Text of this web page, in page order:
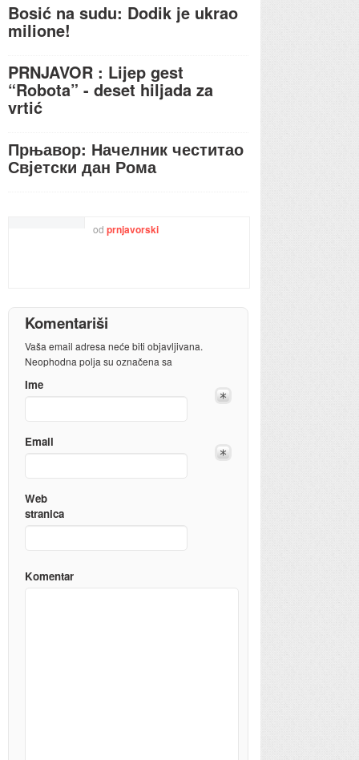
Bosić na sudu: Dodik je ukrao
milione!
PRNJAVOR : Lijep gest
“Robota” - deset hiljada za
vrtić
Прњавор: Начелник честитао
Свјетски дан Рома
od prnjavorski
Komentariši
Vaša email adresa neće biti objavljivana.
Neophodna polja su označena sa
Ime
Email
Web
stranica
Komentar